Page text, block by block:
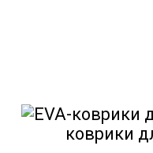
коврики